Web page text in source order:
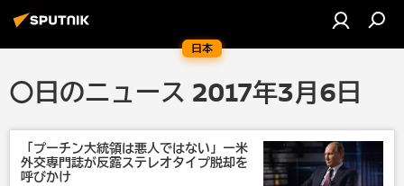
日本
〇日のニュース 2017年3月6日
「プーチン大統領は悪人ではない」ー米
外交専門誌が反露ステレオタイプ脱却を
呼びかけ